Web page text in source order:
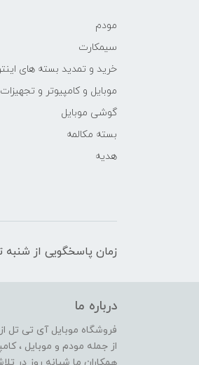
مودم
سیمکارت
خرید و تمدید بسته های
موبایل و کامپیوتر و
گوشی موبایل
بسته مکالمه
هدیه
زمان پاسخگویی از شنبه تا چهارشنبه از
درباره ما
از جمله مودم و موبایل ،
همکاران ما شبانه روز در